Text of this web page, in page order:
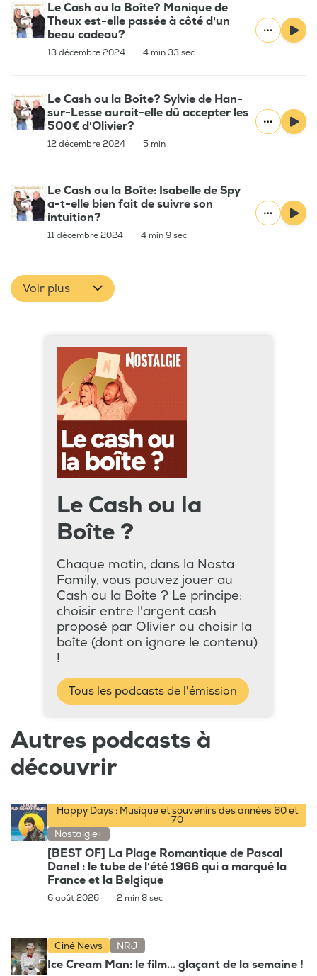
Le Cash ou la Boîte? Monique de
Theux est-elle passée à côté d'un
beau cadeau?
13 décembre 2024 4 min 33 sec
Le Cash ou la Boîte? Sylvie de Han-
sur-Lesse aurait-elle dû accepter les
500€ d'Olivier?
12 décembre 2024 5 min
Le Cash ou la Boîte: Isabelle de Spy
a-t-elle bien fait de suivre son
intuition?
11 décembre 2024 4 min 9 sec
Voir plus
Le Cash ou la
Boîte ?
Chaque matin, dans la Nosta
Family, vous pouvez jouer au
Cash ou la Boîte ? Le principe:
choisir entre l'argent cash
proposé par Olivier ou choisir la
boîte (dont on ignore le contenu)
!
Tous les podcasts de l'émission
Autres podcasts à
découvrir
Happy Days : Musique et souvenirs des années 60 et
70
Nostalgie+
[BEST OF] La Plage Romantique de Pascal
Danel : le tube de l'été 1966 qui a marqué la
France et la Belgique
6 août 2026 2 min 8 sec
Ciné News NRJ
Ice Cream Man: le film... glaçant de la semaine !